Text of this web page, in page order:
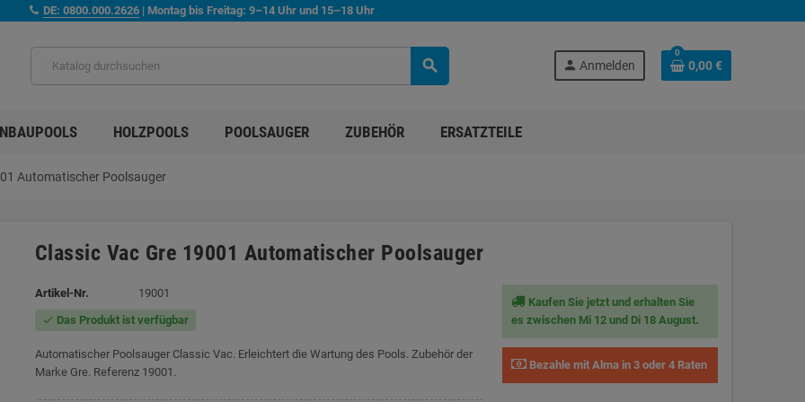
DE: 0800.000.2626| Montag bis Freitag: 9–14 Uhr und 15–18 Uhr
search person Anmelden
0
0,00 €
HOLZPOOLS POOLSAUGER ZUBEHÖR ERSATZTEILE
Automatischer Poolsauger
Classic Vac Gre 19001 Automatischer Poolsauger
Artikel-Nr. 19001
check Das Produkt ist verfügbar
Automatischer Poolsauger Classic Vac. Erleichtert die Wartung des Pools. Zubehör der
Marke Gre. Referenz 19001.
Kaufen Sie jetzt und erhalten Sie
es zwischen Mi 12 und Di 18 August.
Bezahle mit Alma in 3 oder 4 Raten